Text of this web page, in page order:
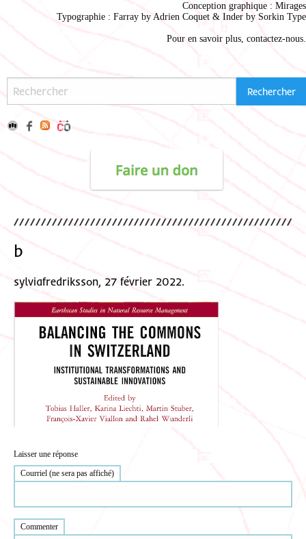
Conception graphique : Mirages
Typographie : Farray by Adrien Coquet & Inder by Sorkin Type
Pour en savoir plus, contactez-nous.
b
sylviafredriksson, 27 février 2022.
Laisser une réponse
Courriel (ne sera pas affiché)
Commenter